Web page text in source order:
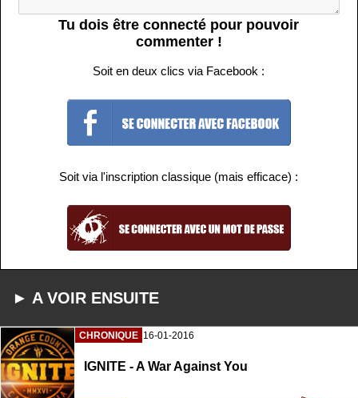
Tu dois être connecté pour pouvoir
commenter !
Soit en deux clics via Facebook :
Soit via l'inscription classique (mais efficace) :
► A VOIR ENSUITE
CHRONIQUE 16-01-2016
IGNITE - A War Against You